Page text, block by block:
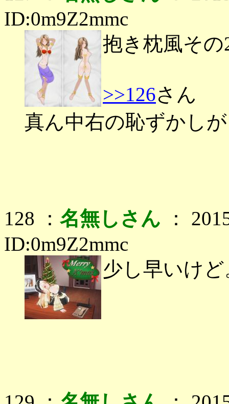
ID:0m9Z2mmc
抱き枕風そ
>>126さん
真ん中右の恥ずかし
128 ： 名無しさん ：
ID:0m9Z2mmc
少し早いけど